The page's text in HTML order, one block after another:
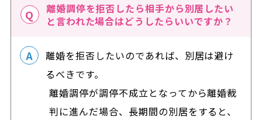
離婚調停を拒否したら相手から別居したい
と言われた場合はどうしたらいいですか？
離婚を拒否したいのであれば、別居は避け
るべきです。
離婚調停が調停不成立となってから離婚裁
判に進んだ場合、長期間の別居をすると、